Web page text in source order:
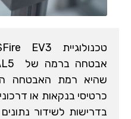
שהיא רמת האבטחה
כרטיסי בנקאות או
בדרישות לשידור